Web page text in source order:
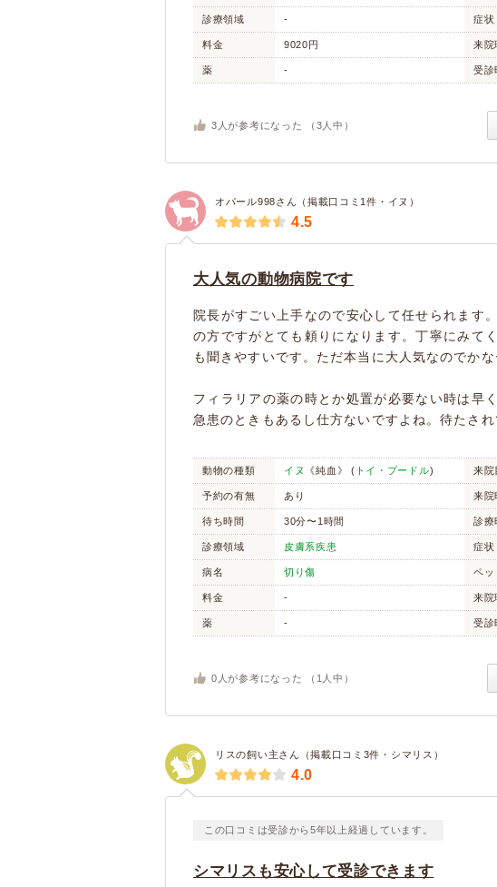
診療領域 - 症状
料金 9020円 来院
薬 - 受診
3 人が参考になった （ 3 人中）
オパール998さん（掲載口コミ1件・イヌ）
4.5
大人気の動物病院です
院長がすごい上手なので安心して任せられます
の方ですがとても頼りになります。丁寧にみて
も聞きやすいです。ただ本当に大人気なのでかな
フィラリアの薬の時とか処置が必要ない時は早
急患のときもあるし仕方ないですよね。待たさ
動物の種類 イヌ 《純血》 ( トイ・プードル) 来院
予約の有無 あり 来院
待ち時間 30分〜1時間 診療
診療領域 皮膚系疾患 症状
病名 切り傷 ペッ
料金 - 来院
薬 - 受診
0 人が参考になった （ 1 人中）
リスの飼い主さん（掲載口コミ3件・シマリス）
4.0
この口コミは受診から5年以上経過しています。
シマリスも安心して受診できます